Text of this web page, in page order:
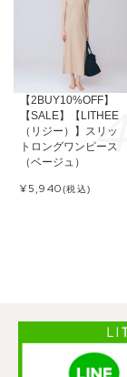
【2BUY10%OFF】
【SALE】【LITHEE
（リジー）】スリッ
トロングワンピース
（ベージュ）
¥5,940(税込)